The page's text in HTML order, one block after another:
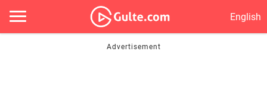
English